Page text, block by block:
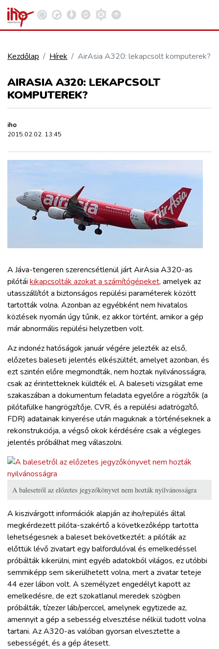
REPÜLÉS
KÖZLEKEDÉSFEJLESZTÉS
ELLÁTÁSI LÁNC
ZÖLDÚT
HAJÓZÁS
BLOG
ARCHÍVUM
BELÉPÉS
REGISZTRÁCIÓ
Kezdőlap Hírek AirAsia A320: lekapcsolt komputerek?
AIRASIA A320: LEKAPCSOLT
KOMPUTEREK?
iho
2015.02.02. 13:45
A Jáva-tengeren szerencsétlenül járt AirAsia A320-as
pilótái kikapcsolták azokat a számítógépeket, amelyek az
utasszállítót a biztonságos repülési paraméterek között
tartották volna. Azonban az egyébként nem hivatalos
közlések nyomán úgy tűnik, ez akkor történt, amikor a gép
már abnormális repülési helyzetben volt.
Az indonéz hatóságok január végére jelezték az első,
előzetes baleseti jelentés elkészültét, amelyet azonban, és
ezt szintén előre megmondták, nem hoztak nyilvánosságra,
csak az érintetteknek küldték el. A baleseti vizsgálat eme
szakaszában a dokumentum feladata egyelőre a rögzítők (a
pilótafülke hangrögzítője, CVR, és a repülési adatrögzítő,
FDR) adatainak kinyerése után maguknak a történéseknek a
rekonstrukciója, a végső okok kérdésére csak a végleges
jelentés próbálhat meg válaszolni.
A balesetről az előzetes jegyzőkönyvet nem hozták nyilvánosságra
A kiszivárgott információk alapján az iho/repülés által
megkérdezett pilóta-szakértő a következőképp tartotta
lehetségesnek a baleset bekövetkeztét: a pilóták az
előttük lévő zivatart egy balfordulóval és emelkedéssel
próbálták kikerülni, mint egyéb adatokból világos, ez utóbbi
semmiképp sem sikerülhetett volna, mert a zivatar teteje
44 ezer lábon volt. A személyzet engedélyt kapott az
emelkedésre, de ezt szokatlanul meredek szögben
próbálták, tízezer láb/perccel, amelynek egytizede az,
amennyit a gép a sebesség elvesztése nélkül tudott volna
tartani. Az A320-as valóban gyorsan elvesztette a
sebességét, és a gép átesett.